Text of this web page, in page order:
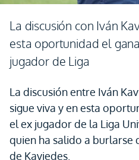
La discusión con Iván
esta oportunidad el
jugador de Liga
La discusión entre Iván
sigue viva y en esta
el ex jugador de la Liga
quien ha salido a burlarse
de Kaviedes.